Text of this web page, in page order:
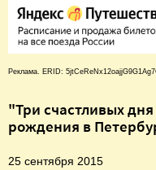
Реклама. ERID:
"Три счастливых
рождения в
25 сентября 2015